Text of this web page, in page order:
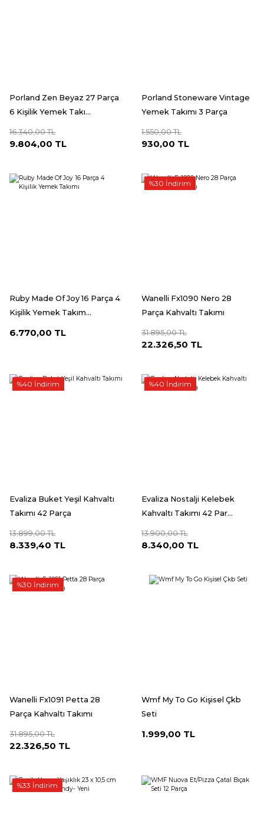
Porland Zen Beyaz 27 Parça
6 Kişilik Yemek Takı...
16.340,00 TL
9.804,00 TL
Porland Stoneware Vintage
Yemek Takımı 3 Parça
1.550,00 TL
930,00 TL
Ruby Made Of Joy 16 Parça 4
Kişilik Yemek Takım...
6.770,00 TL
%30 İndirim
Wanelli Fx1090 Nero 28
Parça Kahvaltı Takımı
31.895,00 TL
22.326,50 TL
%40 İndirim
Evaliza Buket Yeşil Kahvaltı
Takımı 42 Parça
13.899,00 TL
8.339,40 TL
%40 İndirim
Evaliza Nostalji Kelebek
Kahvaltı Takımı 42 Par...
13.900,00 TL
8.340,00 TL
%30 İndirim
Wanelli Fx1091 Petta 28
Parça Kahvaltı Takımı
31.895,00 TL
22.326,50 TL
Wmf My To Go Kişisel Çkb
Seti
1.999,00 TL
%33 İndirim